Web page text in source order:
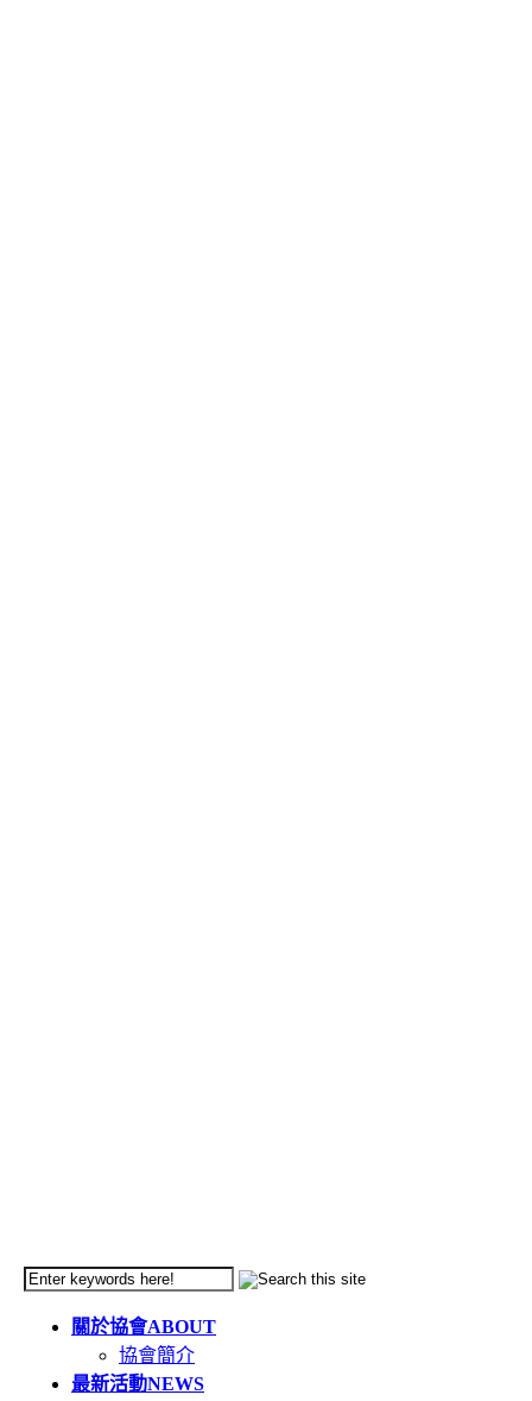
關於協會ABOUT
協會簡介
最新活動NEWS